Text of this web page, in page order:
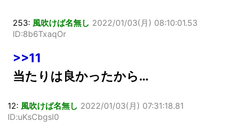
253: 風吹けば名無し 2022/01/03(月) 08:10:01.53
ID:8b6TxaqOr
>>11
当たりは良かったから…
12: 風吹けば名無し 2022/01/03(月) 07:31:18.81
ID:uKsCbgsl0